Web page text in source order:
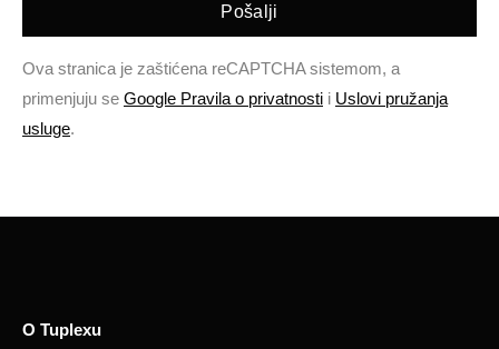
Pošalji
Ova stranica je zaštićena reCAPTCHA sistemom, a
primenjuju se Google Pravila o privatnosti i Uslovi pružanja
usluge.
O Tuplexu